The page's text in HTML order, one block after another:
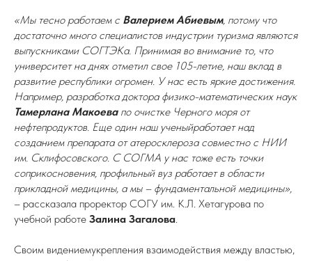
«Мы тесно работаем с Валерием Абиевым, потому что
достаточно много специалистов индустрии туризма являются
выпускниками СОГТЭКа. Принимая во внимание то, что
университет на днях отметил свое 105-летие, наш вклад в
развитие республики огромен. У нас есть яркие достижения.
Например, разработка доктора физико-математических наук
Тамерлана Макоевапо очистке Черного моря от
нефтепродуктов. Еще один наш ученыйработает над
созданием препарата от атеросклероза совместно с НИИ
им. Склифосовского. С СОГМА у нас тоже есть точки
соприкосновения, профильный вуз работает в области
прикладной медицины, а мы – фундаментальной медицины»,
– рассказала проректор СОГУ им. К.Л. Хетагурова по
учебной работе Залина Загалова.
Своим видениемукрепления взаимодействия между властью,